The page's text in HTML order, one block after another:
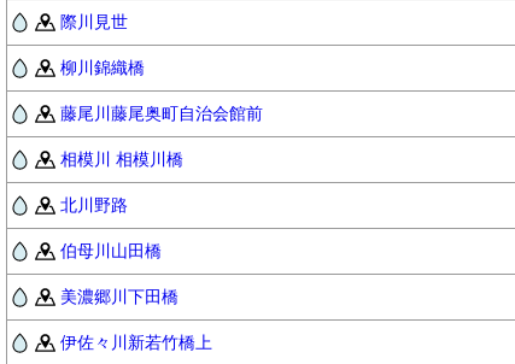
際川見世
柳川錦織橋
藤尾川藤尾奥町自治会館前
相模川 相模川橋
北川野路
伯母川山田橋
美濃郷川下田橋
伊佐々川新若竹橋上